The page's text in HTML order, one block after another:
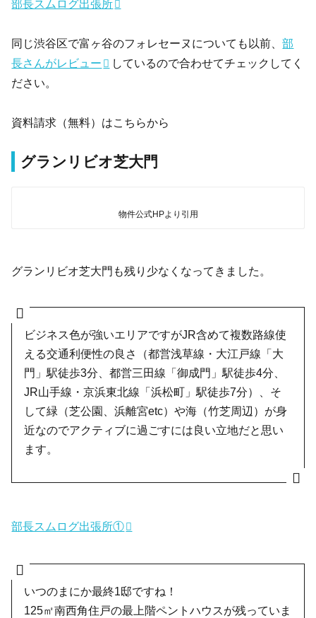
部長スムログ出張所
同じ渋谷区で富ヶ谷のフォレセーヌについても以前、部
長さんがレビュー
しているので合わせてチェックしてく
ださい。
資料請求（無料）はこちらから
グランリビオ芝大門
物件公式HPより引用
グランリビオ芝大門も残り少なくなってきました。
ビジネス色が強いエリアですがJR含めて複数路線使
える交通利便性の良さ（都営浅草線・大江戸線「大
門」駅徒歩3分、都営三田線「御成門」駅徒歩4分、
JR山手線・京浜東北線「浜松町」駅徒歩7分）、そ
して緑（芝公園、浜離宮etc）や海（竹芝周辺）が身
近なのでアクティブに過ごすには良い立地だと思い
ます。
部長スムログ出張所①
いつのまにか最終1邸ですね！
125㎡南西角住戸の最上階ペントハウスが残っていま